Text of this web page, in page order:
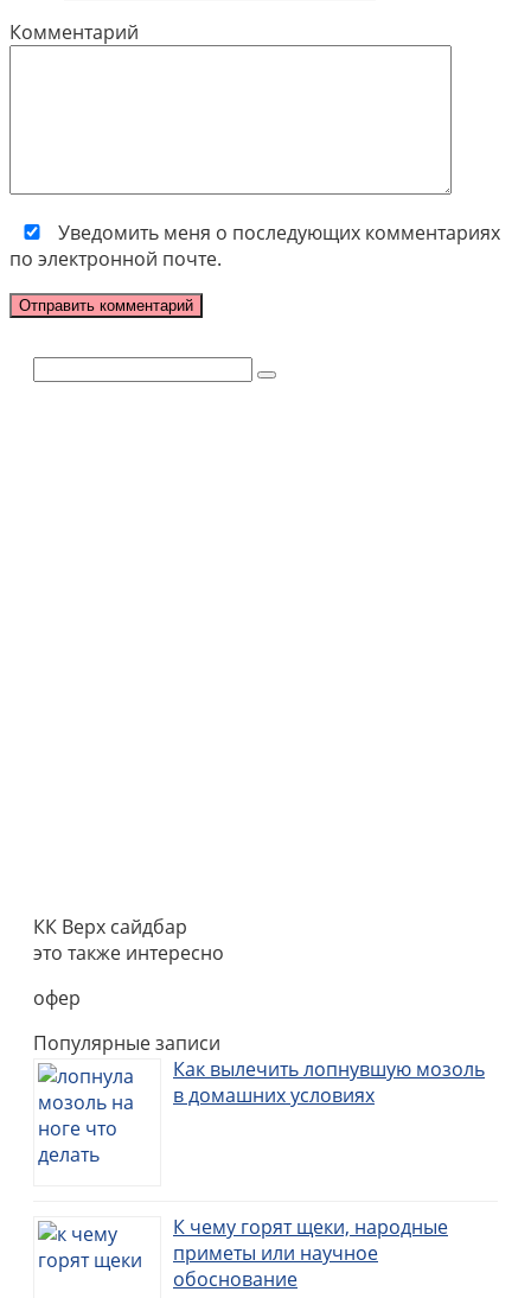
Комментарий
Уведомить меня о последующих комментариях
по электронной почте.
Поиск:
КК Верх сайдбар
это также интересно
офер
Популярные записи
Как вылечить лопнувшую мозоль
в домашних условиях
К чему горят щеки, народные
приметы или научное
обоснование